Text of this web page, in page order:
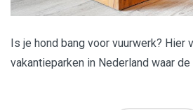
Is je hond bang voor vuurwerk? Hier
vakantieparken in Nederland waar